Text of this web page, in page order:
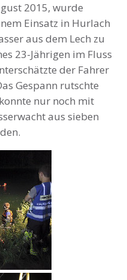
2015, wurde
Einsatz in Hurlach
aus dem Lech zu
23-Jährigen im Fluss
der Fahrer
Gespann rutschte
nur noch mit
aus sieben